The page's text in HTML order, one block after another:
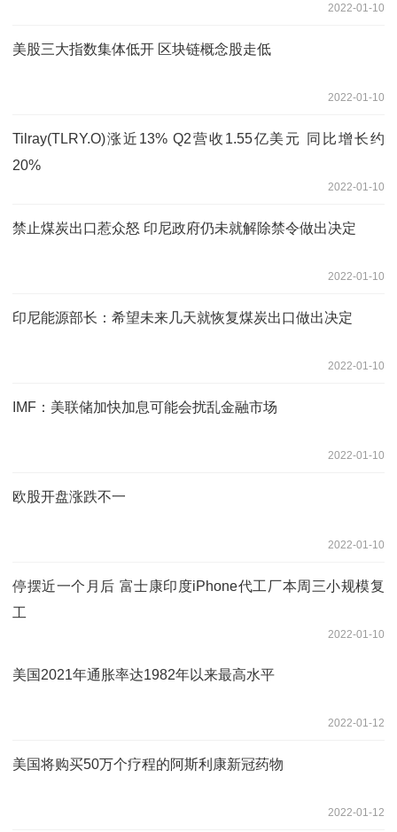
2022-01-10
美股三大指数集体低开 区块链概念股走低
2022-01-10
Tilray(TLRY.O)涨近13% Q2营收1.55亿美元 同比增长约
20%
2022-01-10
禁止煤炭出口惹众怒 印尼政府仍未就解除禁令做出决定
2022-01-10
印尼能源部长：希望未来几天就恢复煤炭出口做出决定
2022-01-10
IMF：美联储加快加息可能会扰乱金融市场
2022-01-10
欧股开盘涨跌不一
2022-01-10
停摆近一个月后 富士康印度iPhone代工厂本周三小规模复
工
2022-01-10
美国2021年通胀率达1982年以来最高水平
2022-01-12
美国将购买50万个疗程的阿斯利康新冠药物
2022-01-12